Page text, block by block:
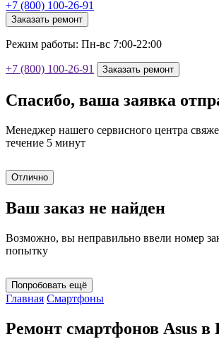
+7 (800) 100-26-91
Заказать ремонт
Режим работы: Пн-вс 7:00-22:00
+7 (800) 100-26-91 Заказать ремонт
Спасибо, ваша заявка
Менеджер нашего сервисного центра
течение 5 минут
Отлично
Ваш заказ не найден
Возможно, вы неправильно ввели номер
попытку
Попробовать ещё
Главная Смартфоны
Ремонт смартфонов Asus